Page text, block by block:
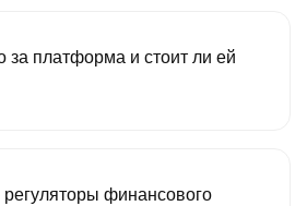
за платформа и стоит ли ей
регуляторы финансового